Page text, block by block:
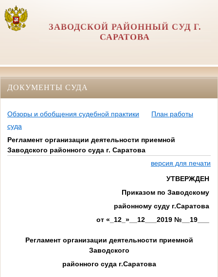
ЗАВОДСКОЙ РАЙОННЫЙ СУД Г.
САРАТОВА
ДОКУМЕНТЫ СУДА
Обзоры и обобщения судебной практики
План работы
суда
Регламент организации деятельности приемной
Заводского районного суда г. Саратова
версия для печати
УТВЕРЖДЕН
Приказом по Заводскому
районному суду г.Саратова
от «_12_»__12___2019 №__19___
Регламент организации деятельности приемной
Заводского
районного суда г.Саратова